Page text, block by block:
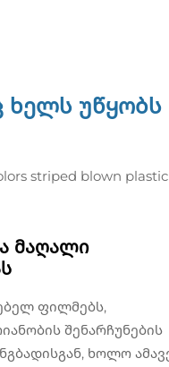
ხელს უწყობს
მაღალი
ფილმებს,
შენარჩუნების
ხოლო